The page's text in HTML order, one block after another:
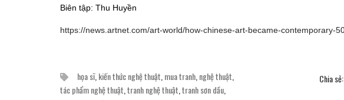
Biên tập: Thu Huyền
https://news.artnet.com/art-world/how-chinese-art-became-contemporary-
họa sĩ, kiến thức nghệ thuật mua tranh nghệ thuật
tác phẩm nghệ thuật tranh nghệ thuật tranh sơn dầu
Chia sẻ: